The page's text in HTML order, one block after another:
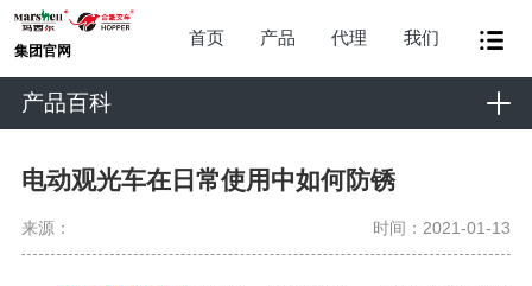
集团官网
首页 产品 代理 我们
产品百科
电动观光车在日常使用中如何防锈
来源： 时间：2021-01-13